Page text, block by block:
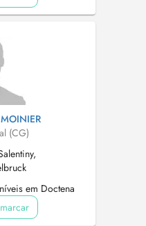
(CG)
em Doctena